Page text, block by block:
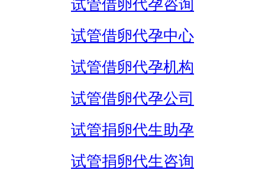
试管借卵代孕咨询
试管借卵代孕中心
试管借卵代孕机构
试管借卵代孕公司
试管捐卵代生助孕
试管捐卵代生咨询